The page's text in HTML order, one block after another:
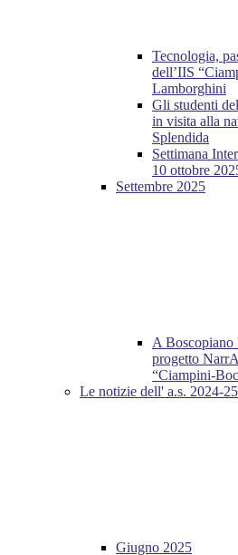
Tecnologia,
dell’IIS
Lamborghini
Gli studenti
in visita alla
Splendida
Settimana
10 ottobre
Settembre 2025
A Boscopiano
progetto
“Ciampini-
Le notizie dell' a.s. 2024-25
Giugno 2025